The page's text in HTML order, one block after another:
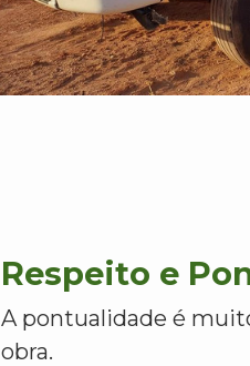
Respeito e
A pontualidade é
obra.